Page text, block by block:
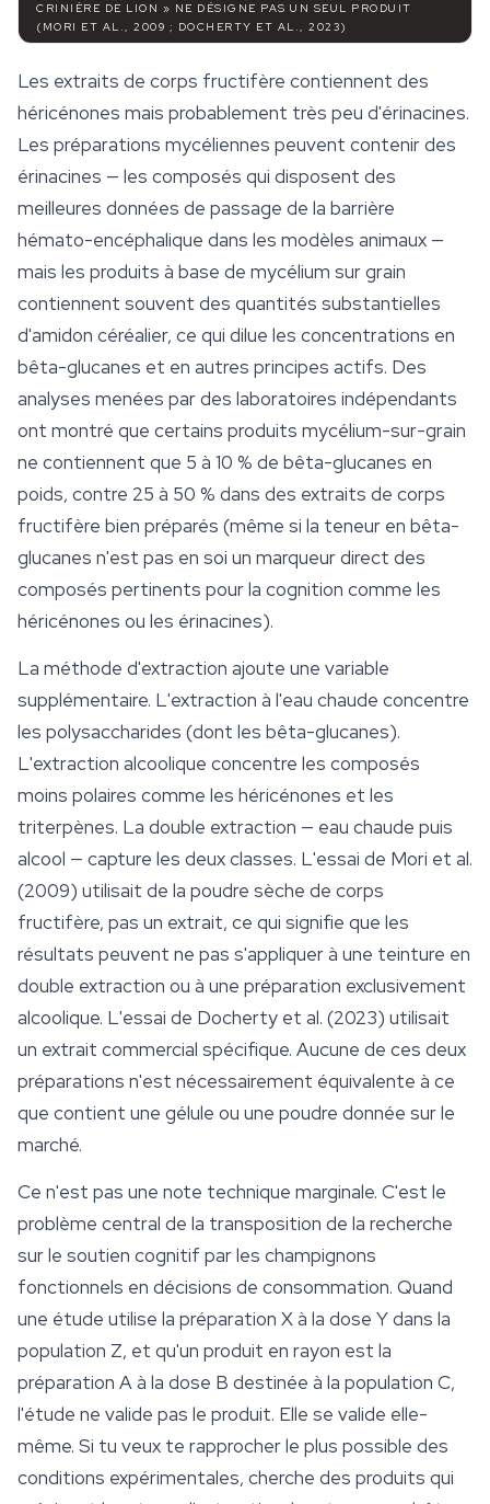
CRINIÈRE DE LION » NE DÉSIGNE PAS UN SEUL PRODUIT
(MORI ET AL., 2009 ; DOCHERTY ET AL., 2023)
Les extraits de corps fructifère contiennent des
héricénones mais probablement très peu d'érinacines.
Les préparations mycéliennes peuvent contenir des
érinacines — les composés qui disposent des
meilleures données de passage de la barrière
hémato-encéphalique dans les modèles animaux —
mais les produits à base de mycélium sur grain
contiennent souvent des quantités substantielles
d'amidon céréalier, ce qui dilue les concentrations en
bêta-glucanes et en autres principes actifs. Des
analyses menées par des laboratoires indépendants
ont montré que certains produits mycélium-sur-grain
ne contiennent que 5 à 10 % de bêta-glucanes en
poids, contre 25 à 50 % dans des extraits de corps
fructifère bien préparés (même si la teneur en bêta-
glucanes n'est pas en soi un marqueur direct des
composés pertinents pour la cognition comme les
héricénones ou les érinacines).
La méthode d'extraction ajoute une variable
supplémentaire. L'extraction à l'eau chaude concentre
les polysaccharides (dont les bêta-glucanes).
L'extraction alcoolique concentre les composés
moins polaires comme les héricénones et les
triterpènes. La double extraction — eau chaude puis
alcool — capture les deux classes. L'essai de Mori et al.
(2009) utilisait de la poudre sèche de corps
fructifère, pas un extrait, ce qui signifie que les
résultats peuvent ne pas s'appliquer à une teinture en
double extraction ou à une préparation exclusivement
alcoolique. L'essai de Docherty et al. (2023) utilisait
un extrait commercial spécifique. Aucune de ces deux
préparations n'est nécessairement équivalente à ce
que contient une gélule ou une poudre donnée sur le
marché.
Ce n'est pas une note technique marginale. C'est le
problème central de la transposition de la recherche
sur le soutien cognitif par les champignons
fonctionnels en décisions de consommation. Quand
une étude utilise la préparation X à la dose Y dans la
population Z, et qu'un produit en rayon est la
préparation A à la dose B destinée à la population C,
l'étude ne valide pas le produit. Elle se valide elle-
même. Si tu veux te rapprocher le plus possible des
conditions expérimentales, cherche des produits qui